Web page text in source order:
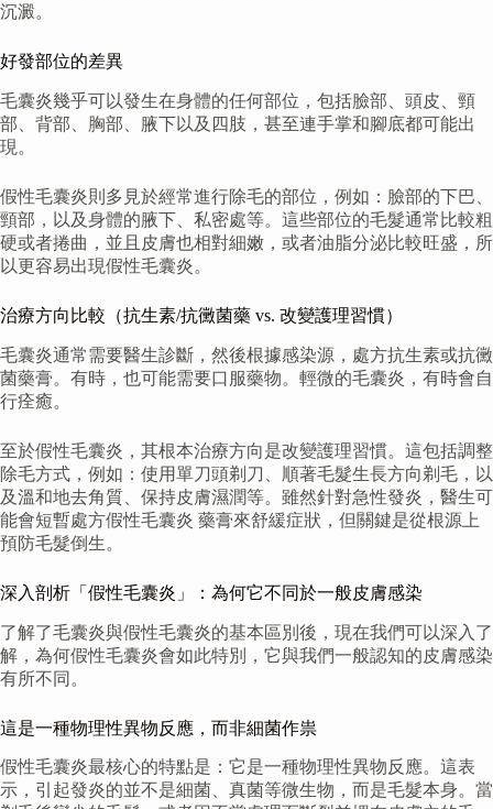
沉澱。
好發部位的差異
毛囊炎幾乎可以發生在身體的任何部位，包括臉部、頭皮、頸
部、背部、胸部、腋下以及四肢，甚至連手掌和腳底都可能出
現。
假性毛囊炎則多見於經常進行除毛的部位，例如：臉部的下巴、
頸部，以及身體的腋下、私密處等。這些部位的毛髮通常比較粗
硬或者捲曲，並且皮膚也相對細嫩，或者油脂分泌比較旺盛，所
以更容易出現假性毛囊炎。
治療方向比較（抗生素/抗黴菌藥 vs. 改變護理習慣）
毛囊炎通常需要醫生診斷，然後根據感染源，處方抗生素或抗黴
菌藥膏。有時，也可能需要口服藥物。輕微的毛囊炎，有時會自
行痊癒。
至於假性毛囊炎，其根本治療方向是改變護理習慣。這包括調整
除毛方式，例如：使用單刀頭剃刀、順著毛髮生長方向剃毛，以
及溫和地去角質、保持皮膚濕潤等。雖然針對急性發炎，醫生可
能會短暫處方假性毛囊炎 藥膏來舒緩症狀，但關鍵是從根源上
預防毛髮倒生。
深入剖析「假性毛囊炎」：為何它不同於一般皮膚感染
了解了毛囊炎與假性毛囊炎的基本區別後，現在我們可以深入了
解，為何假性毛囊炎會如此特別，它與我們一般認知的皮膚感染
有所不同。
這是一種物理性異物反應，而非細菌作祟
假性毛囊炎最核心的特點是：它是一種物理性異物反應。這表
示，引起發炎的並不是細菌、真菌等微生物，而是毛髮本身。當